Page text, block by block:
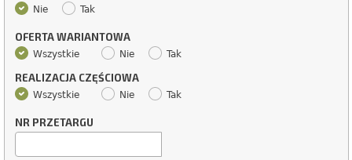
Nie Tak
OFERTA WARIANTOWA
Wszystkie Nie Tak
REALIZACJA CZĘŚCIOWA
Wszystkie Nie Tak
NR PRZETARGU